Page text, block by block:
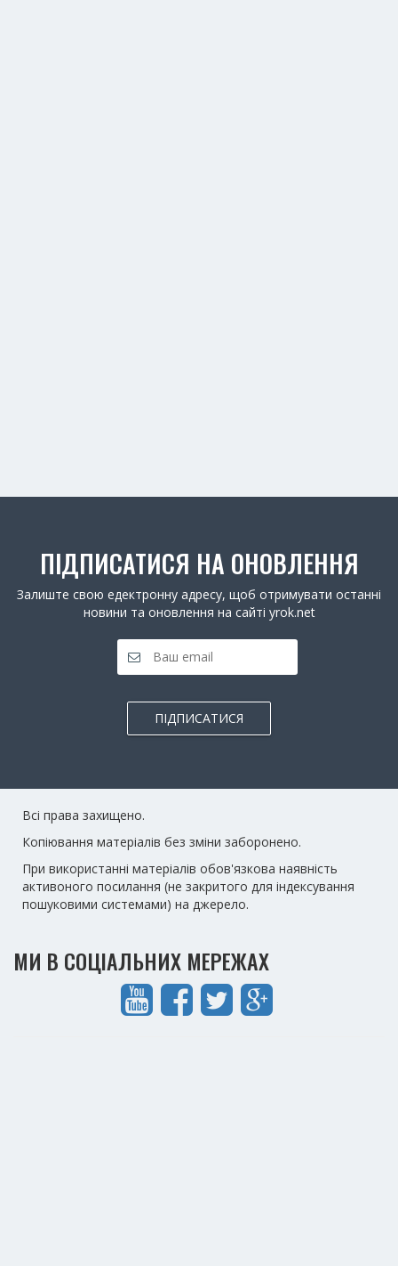
ПІДПИСАТИСЯ НА ОНОВЛЕННЯ
Залиште свою едектронну адресу, щоб отримувати останні
новини та оновлення на сайті yrok.net
ПІДПИСАТИСЯ
Всі права захищено.
Копіювання матеріалів без зміни заборонено.
При використанні матеріалів обов'язкова наявність
активоного посилання (не закритого для індексування
пошуковими системами) на джерело.
МИ В СОЦІАЛЬНИХ МЕРЕЖАХ